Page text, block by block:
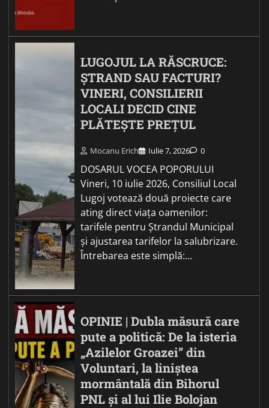
LUGOJUL LA RĂSCRUCE:
ȘTRAND SAU FACTURI?
VINERI, CONSILIERII
LOCALI DECID CINE
PLĂTEȘTE PREȚUL
Mocanu Erich Iulie 7, 2026 0
DOSARUL VOCEA POPORULUI
Vineri, 10 iulie 2026, Consiliul Local
Lugoj votează două proiecte care
ating direct viața oamenilor:
tarifele pentru Ștrandul Municipal
și ajustarea tarifelor la salubrizare.
Întrebarea este simplă:…
OPINIE | Dubla măsură care
pute a politică: De la isteria
„Azilelor Groazei” din
Voluntari, la liniștea
mormântală din Bihorul
PNL și al lui Ilie Bolojan